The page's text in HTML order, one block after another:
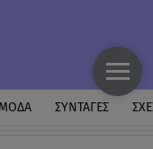
ΜΟΔΑ ΣΥΝΤΑΓΕΣ